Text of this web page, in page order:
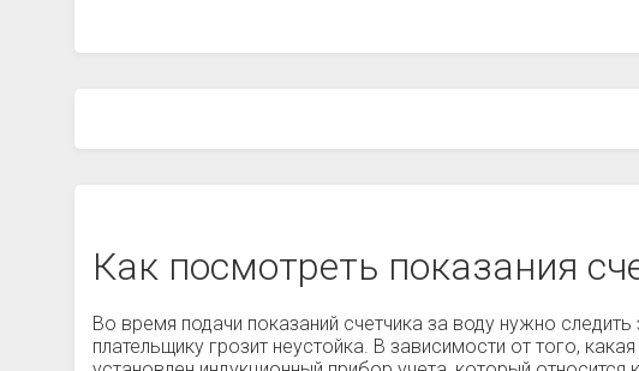
Как посмотреть показания
Во время подачи показаний счетчика за воду нужно
плательщику грозит неустойка. В зависимости от того,